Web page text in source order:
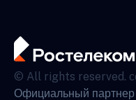
© All rights reserved.
Официальный партнер